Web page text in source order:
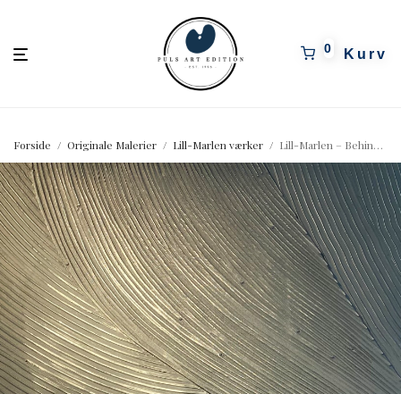
0
Forside / Originale Malerier / Lill-Marlen værker / Lill-Marlen – Behind the scenes